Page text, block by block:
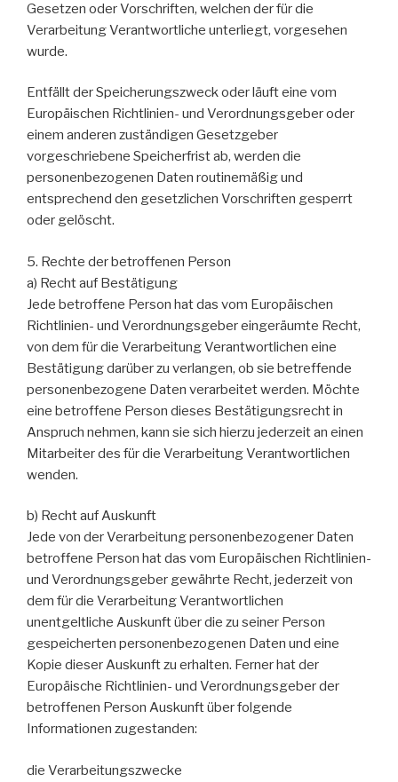
Gesetzen oder Vorschriften, welchen der für die
Verarbeitung Verantwortliche unterliegt, vorgesehen
wurde.
Entfällt der Speicherungszweck oder läuft eine vom
Europäischen Richtlinien- und Verordnungsgeber oder
einem anderen zuständigen Gesetzgeber
vorgeschriebene Speicherfrist ab, werden die
personenbezogenen Daten routinemäßig und
entsprechend den gesetzlichen Vorschriften gesperrt
oder gelöscht.
5. Rechte der betroffenen Person
a) Recht auf Bestätigung
Jede betroffene Person hat das vom Europäischen
Richtlinien- und Verordnungsgeber eingeräumte Recht,
von dem für die Verarbeitung Verantwortlichen eine
Bestätigung darüber zu verlangen, ob sie betreffende
personenbezogene Daten verarbeitet werden. Möchte
eine betroffene Person dieses Bestätigungsrecht in
Anspruch nehmen, kann sie sich hierzu jederzeit an einen
Mitarbeiter des für die Verarbeitung Verantwortlichen
wenden.
b) Recht auf Auskunft
Jede von der Verarbeitung personenbezogener Daten
betroffene Person hat das vom Europäischen Richtlinien-
und Verordnungsgeber gewährte Recht, jederzeit von
dem für die Verarbeitung Verantwortlichen
unentgeltliche Auskunft über die zu seiner Person
gespeicherten personenbezogenen Daten und eine
Kopie dieser Auskunft zu erhalten. Ferner hat der
Europäische Richtlinien- und Verordnungsgeber der
betroffenen Person Auskunft über folgende
Informationen zugestanden:
die Verarbeitungszwecke